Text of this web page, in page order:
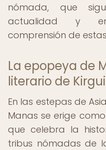
nómada, que
actualidad y
comprensión de
La epopeya de
literario de
En las estepas de
Manas se erige
que celebra la
tribus nómadas de